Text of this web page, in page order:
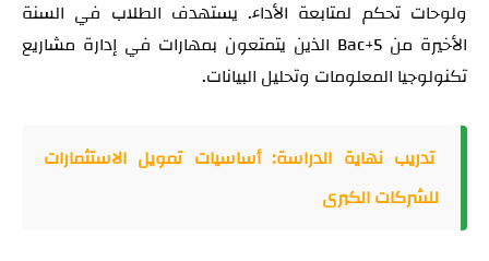
ولوحات تحكم لمتابعة الأداء. يستهدف الطلاب في السنة
الأخيرة من Bac+5 الذين يتمتعون بمهارات في إدارة مشاريع
تكنولوجيا المعلومات وتحليل البيانات.
تدريب نهاية الدراسة: أساسيات تمويل الاستثمارات
للشركات الكبرى